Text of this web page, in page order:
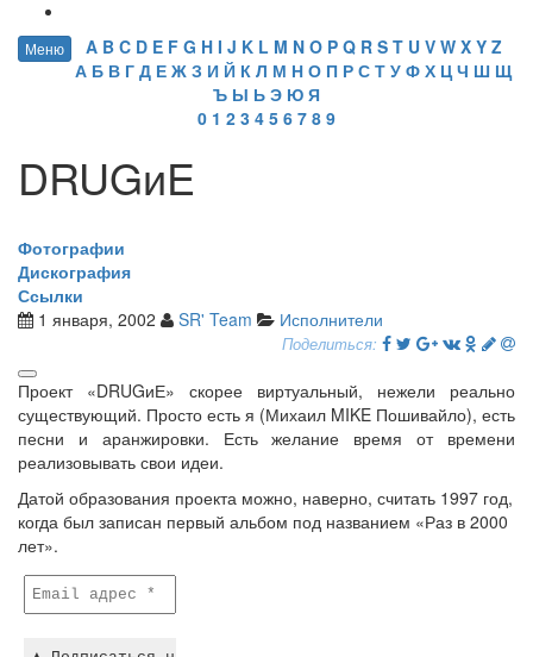
Меню A B C D E F G H I J K L M N O P Q R S T U V W X Y Z
А Б В Г Д Е Ж З И Й К Л М Н О П Р С Т У Ф Х Ц Ч Ш Щ
Ъ Ы Ь Э Ю Я
0 1 2 3 4 5 6 7 8 9
DRUGиE
Фотографии
Дискография
Ссылки
1 января, 2002
SR' Team Исполнители
Поделиться:
Проект «DRUGиЕ» скорее виртуальный, нежели реально
существующий. Просто есть я (Михаил MIKE Пошивайло), есть
песни и аранжировки. Есть желание время от времени
реализовывать свои идеи.
Датой образования проекта можно, наверно, считать 1997 год,
когда был записан первый альбом под названием «Раз в 2000
лет».